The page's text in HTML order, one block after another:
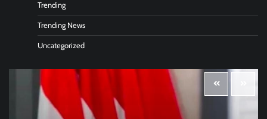
Trending
Trending News
Uncategorized